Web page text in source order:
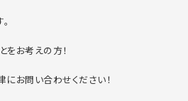
をお考えの方！
お問い合わせください！